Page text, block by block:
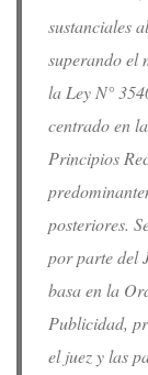
sustanciales
superando el
la Ley N°
centrado en
Principios
posteriores.
por parte del
basa en la
Publicidad,
el juez y las